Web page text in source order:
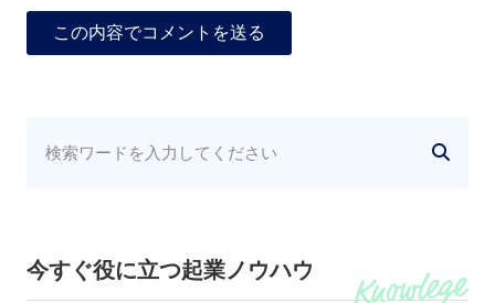
今すぐ役に立つ起業ノウハウ